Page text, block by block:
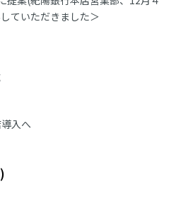
ていただきました＞
入へ